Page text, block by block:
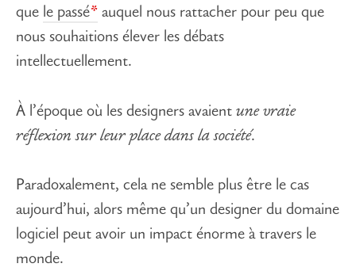
que le passé auquel nous rattacher pour peu que
nous souhaitions élever les débats
intellectuellement.
À l’époque où les designers avaient une vraie
réflexion sur leur place dans la société.
Paradoxalement, cela ne semble plus être le cas
aujourd’hui, alors même qu’un designer du domaine
logiciel peut avoir un impact énorme à travers le
monde.